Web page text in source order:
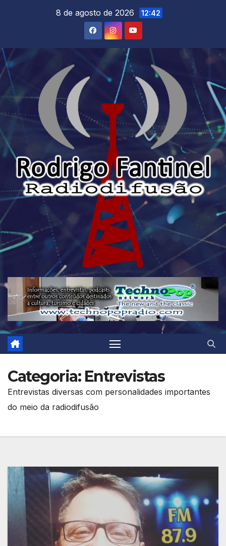
8 de agosto de 2026 12:42
Categoria: Entrevistas
Entrevistas diversas com personalidades importantes
do meio da radiodifusão